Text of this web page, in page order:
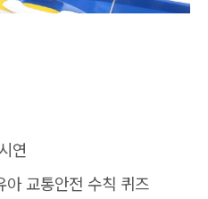
연
교통안전 수칙 퀴즈